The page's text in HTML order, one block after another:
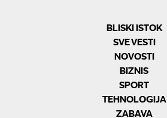
BLISKI ISTOK
SVE VESTI
NOVOSTI
BIZNIS
SPORT
TEHNOLOGIJA
ZABAVA